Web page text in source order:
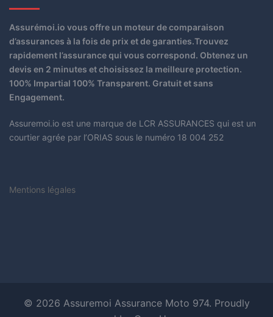
Assurémoi.io vous offre un moteur de comparaison
d’assurances à la fois de prix et de garanties.Trouvez
rapidement l’assurance qui vous correspond. Obtenez un
devis en 2 minutes et choisissez la meilleure protection.
100% Impartial 100% Transparent. Gratuit et sans
Engagement.
Assuremoi.io est une marque de LCR ASSURANCES qui est un
courtier agrée par l’ORIAS sous le numéro 18 004 252
Mentions légales
© 2026 Assuremoi Assurance Moto 974. Proudly